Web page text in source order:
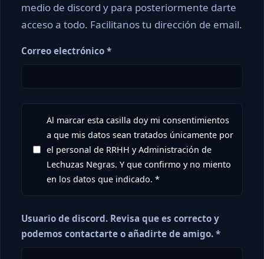
medio de discord y para posteriormente darte
acceso a todo. Facilitanos tu dirección de email.
Correo electrónico *
Al marcar esta casilla doy mi consentimientos
a que mis datos sean tratados únicamente por
el personal de RRHH y Administración de
Lechuzas Negras. Y que confirmo y no miento
en los datos que indicado. *
Usuario de discord. Revisa que es correcto y
podemos contactarte o añadirte de amigo. *